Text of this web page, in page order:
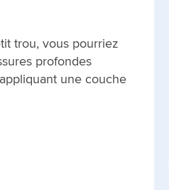
trou, vous pourriez
profondes
une couche